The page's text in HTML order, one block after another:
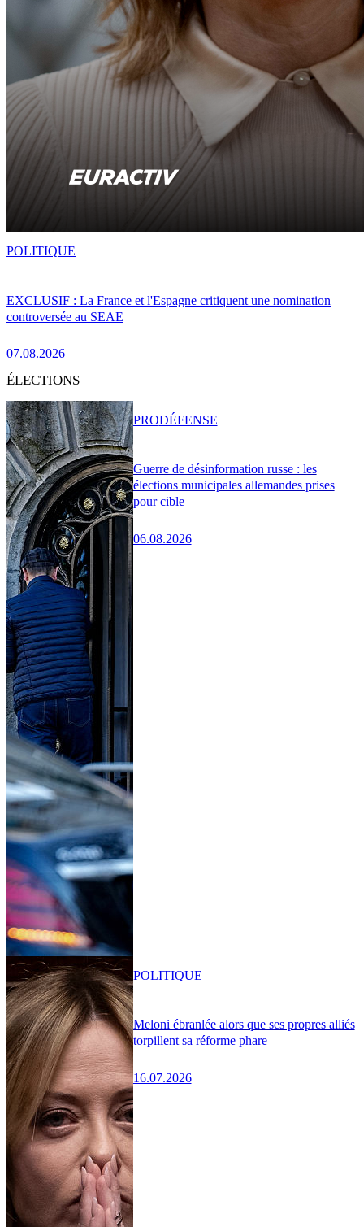
EXCLUSIF : La France et l'Espagne critiquent une nomination
controversée au SEAE
07.08.2026
POLITIQUE
ÉLECTIONS
Guerre de désinformation russe : les
élections municipales allemandes prises
pour cible
06.08.2026
PRODÉFENSE
Meloni ébranlée alors que ses propres alliés
torpillent sa réforme phare
16.07.2026
POLITIQUE